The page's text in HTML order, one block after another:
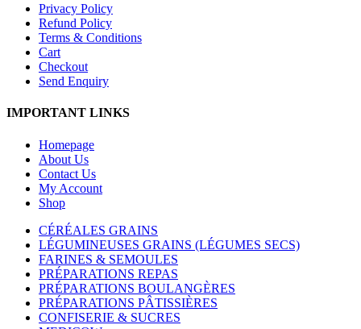
Privacy Policy
Refund Policy
Terms & Conditions
Cart
Checkout
Send Enquiry
IMPORTANT LINKS
Homepage
About Us
Contact Us
My Account
Shop
CÉRÉALES GRAINS
LÉGUMINEUSES GRAINS (LÉGUMES SECS)
FARINES & SEMOULES
PRÉPARATIONS REPAS
PRÉPARATIONS BOULANGÈRES
PRÉPARATIONS PÂTISSIÈRES
CONFISERIE & SUCRES